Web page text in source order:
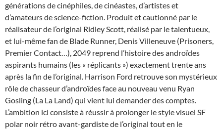
générations de cinéphiles, de cinéastes, d’artistes et
d’amateurs de science-fiction. Produit et cautionné par le
réalisateur de l’original Ridley Scott, réalisé par le talentueux,
et lui-même fan de Blade Runner, Denis Villeneuve (Prisoners,
Premier Contact…), 2049 reprend l’histoire des androïdes
aspirants humains (les « réplicants ») exactement trente ans
après la fin de l’original. Harrison Ford retrouve son mystérieux
rôle de chasseur d’androïdes face au nouveau venu Ryan
Gosling (La La Land) qui vient lui demander des comptes.
L’ambition ici consiste à réussir à prolonger le style visuel SF
polar noir rétro avant-gardiste de l’original tout en le